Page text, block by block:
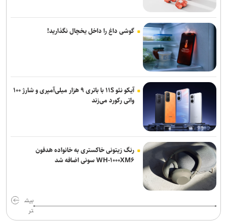
گوشی داغ را داخل یخچال نگذارید!
آیکو نئو ۱۱S با باتری ۹ هزار میلی‌آمپری و شارژ ۱۰۰
واتی رکورد می‌زند
رنگ زیتونی خاکستری به خانواده هدفون
WH-۱۰۰۰XM۶ سونی اضافه شد
بیش
تر